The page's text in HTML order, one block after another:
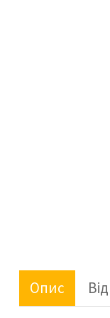
Опис